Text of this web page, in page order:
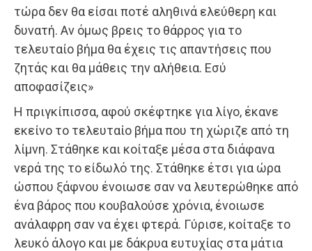
τώρα δεν θα είσαι ποτέ αληθινά ελεύθερη και
δυνατή. Αν όμως βρεις το θάρρος για το
τελευταίο βήμα θα έχεις τις απαντήσεις που
ζητάς και θα μάθεις την αλήθεια. Εσύ
αποφασίζεις»
Η πριγκίπισσα, αφού σκέφτηκε για λίγο, έκανε
εκείνο το τελευταίο βήμα που τη χώριζε από τη
λίμνη. Στάθηκε και κοίταξε μέσα στα διάφανα
νερά της το είδωλό της. Στάθηκε έτσι για ώρα
ώσπου ξάφνου ένοιωσε σαν να λευτερώθηκε από
ένα βάρος που κουβαλούσε χρόνια, ένοιωσε
ανάλαφρη σαν να έχει φτερά. Γύρισε, κοίταξε το
λευκό άλογο και με δάκρυα ευτυχίας στα μάτια